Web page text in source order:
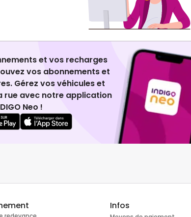
et vos recharges
vos abonnements et
Gérez vos véhicules et
rue avec notre application
Neo !
Infos